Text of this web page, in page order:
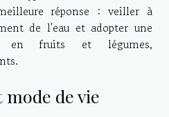
réponse : veiller à
de l'eau et adopter une
en fruits et légumes,
de vie